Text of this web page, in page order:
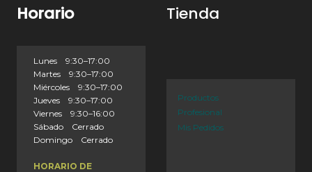
Horario
Lunes 9:30–17:00
Martes 9:30–17:00
Miércoles 9:30–17:00
Jueves 9:30–17:00
Viernes 9:30–16:00
Sábado Cerrado
Domingo Cerrado
HORARIO DE
Tienda
Productos
Profesional
Mis Pedidos